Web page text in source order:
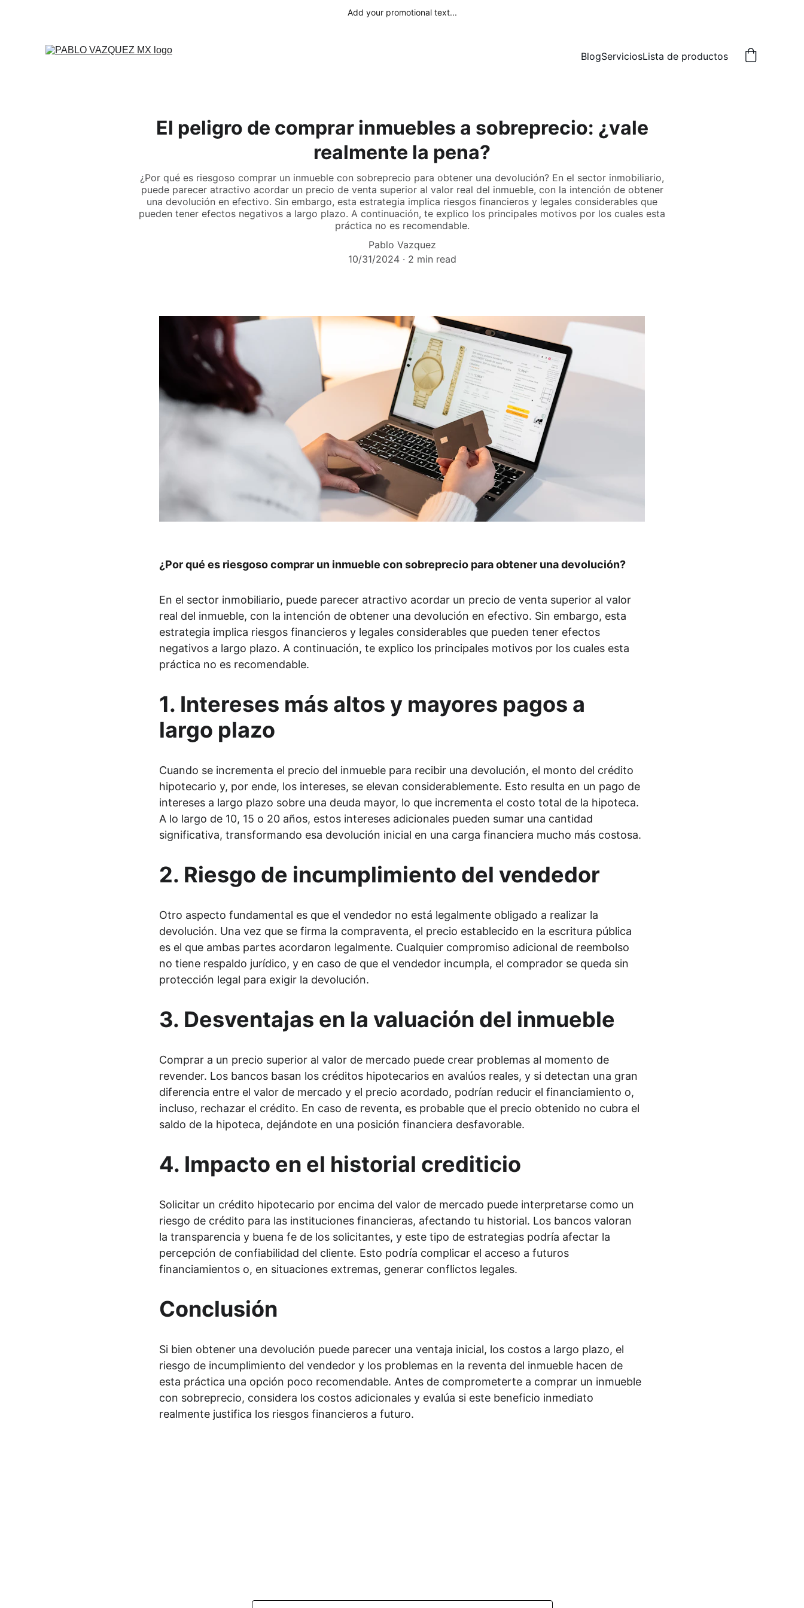
Add your promotional text...
BlogServiciosLista de productos
El peligro de comprar inmuebles a sobreprecio: ¿vale
realmente la pena?
¿Por qué es riesgoso comprar un inmueble con sobreprecio para obtener una devolución? En el sector inmobiliario,
puede parecer atractivo acordar un precio de venta superior al valor real del inmueble, con la intención de obtener
una devolución en efectivo. Sin embargo, esta estrategia implica riesgos financieros y legales considerables que
pueden tener efectos negativos a largo plazo. A continuación, te explico los principales motivos por los cuales esta
práctica no es recomendable.
Pablo Vazquez
10/31/2024
2 min read
¿Por qué es riesgoso comprar un inmueble con sobreprecio para obtener una devolución?
En el sector inmobiliario, puede parecer atractivo acordar un precio de venta superior al valor
real del inmueble, con la intención de obtener una devolución en efectivo. Sin embargo, esta
estrategia implica riesgos financieros y legales considerables que pueden tener efectos
negativos a largo plazo. A continuación, te explico los principales motivos por los cuales esta
práctica no es recomendable.
1. Intereses más altos y mayores pagos a
largo plazo
Cuando se incrementa el precio del inmueble para recibir una devolución, el monto del crédito
hipotecario y, por ende, los intereses, se elevan considerablemente. Esto resulta en un pago de
intereses a largo plazo sobre una deuda mayor, lo que incrementa el costo total de la hipoteca.
A lo largo de 10, 15 o 20 años, estos intereses adicionales pueden sumar una cantidad
significativa, transformando esa devolución inicial en una carga financiera mucho más costosa.
2. Riesgo de incumplimiento del vendedor
Otro aspecto fundamental es que el vendedor no está legalmente obligado a realizar la
devolución. Una vez que se firma la compraventa, el precio establecido en la escritura pública
es el que ambas partes acordaron legalmente. Cualquier compromiso adicional de reembolso
no tiene respaldo jurídico, y en caso de que el vendedor incumpla, el comprador se queda sin
protección legal para exigir la devolución.
3. Desventajas en la valuación del inmueble
Comprar a un precio superior al valor de mercado puede crear problemas al momento de
revender. Los bancos basan los créditos hipotecarios en avalúos reales, y si detectan una gran
diferencia entre el valor de mercado y el precio acordado, podrían reducir el financiamiento o,
incluso, rechazar el crédito. En caso de reventa, es probable que el precio obtenido no cubra el
saldo de la hipoteca, dejándote en una posición financiera desfavorable.
4. Impacto en el historial crediticio
Solicitar un crédito hipotecario por encima del valor de mercado puede interpretarse como un
riesgo de crédito para las instituciones financieras, afectando tu historial. Los bancos valoran
la transparencia y buena fe de los solicitantes, y este tipo de estrategias podría afectar la
percepción de confiabilidad del cliente. Esto podría complicar el acceso a futuros
financiamientos o, en situaciones extremas, generar conflictos legales.
Conclusión
Si bien obtener una devolución puede parecer una ventaja inicial, los costos a largo plazo, el
riesgo de incumplimiento del vendedor y los problemas en la reventa del inmueble hacen de
esta práctica una opción poco recomendable. Antes de comprometerte a comprar un inmueble
con sobreprecio, considera los costos adicionales y evalúa si este beneficio inmediato
realmente justifica los riesgos financieros a futuro.